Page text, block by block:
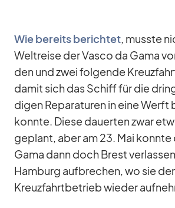
Wie be­reits be­rich­tet, musste
Welt­reise der Vasco da Gama
den und zwei fol­gende
da­mit sich das Schiff für die
di­gen Re­pa­ra­tu­ren in eine Werft
konnte. Diese dau­er­ten zwar
ge­plant, aber am 23. Mai konnte
Gama dann doch Brest
Ham­burg auf­bre­chen, wo sie
Kreuz­fahrt­be­trieb wie­der